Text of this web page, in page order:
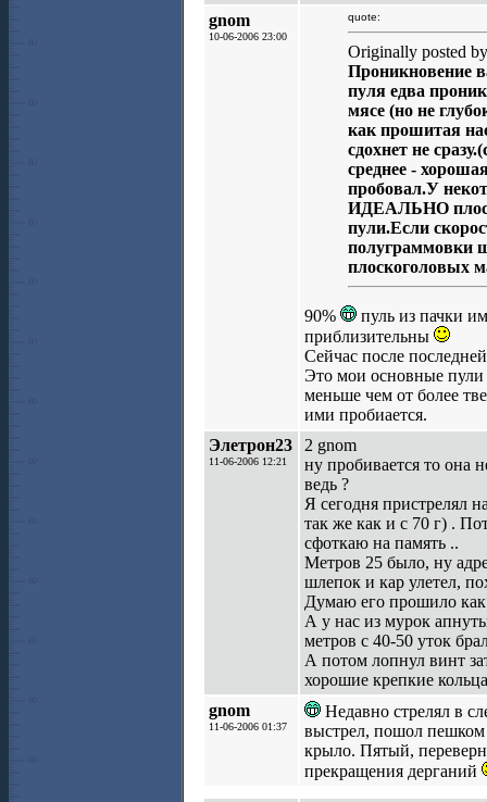
gnom
10-06-2006 23:00
quote:
Originally posted
Проникновение
пуля едва
мясе (но не
как прошитая
сдохнет не
среднее -
пробовал.У
ИДЕАЛЬНО
пули.Если
полуграммовки
плоскоголовых
90%
пуль из пачки
приблизительны
Сейчас после
Это мои основные пули
меньше чем от более
ими пробиается.
Элетрон23
11-06-2006 12:21
2 gnom
ну пробивается то она
ведь ?
Я сегодня пристрелял
так же как и с 70 г) .
сфоткаю на память ..
Метров 25 было, ну
шлепок и кар улетел,
Думаю его прошило как
А у нас из мурок
метров с 40-50 уток
А потом лопнул винт
хорошие крепкие
gnom
11-06-2006 01:37
Недавно стрелял в
выстрел, пошол пешком
крыло. Пятый,
прекращения дерганий